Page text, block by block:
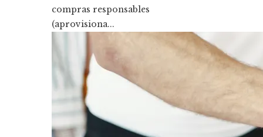
compras responsables
(aprovisiona...